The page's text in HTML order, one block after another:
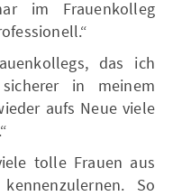
im Frauenkolleg
das ich
in meinem
aufs Neue viele
tolle Frauen aus
So